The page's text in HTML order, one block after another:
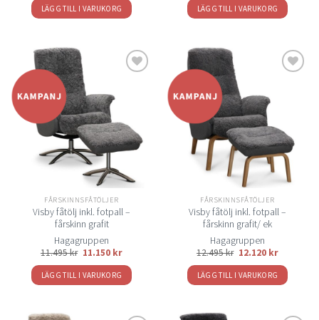
LÄGG TILL I VARUKORG LÄGG TILL I VARUKORG
önskelistan
FÅRSKINNSFÅTÖLJER
Visby fåtölj inkl. fotpall –
fårskinn grafit
Hagagruppen
11.495kr 11.150 kr
LÄGG TILL I VARUKORG
önskelistan
FÅRSKINNSFÅTÖLJER
Visby fåtölj inkl. fotpall –
fårskinn grafit/ ek
Hagagruppen
12.495kr 12.120 kr
LÄGG TILL I VARUKORG